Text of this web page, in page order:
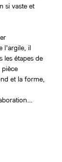
si vaste et
l'argile, il
les étapes de
pièce
et la forme,